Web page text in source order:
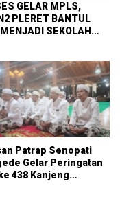
GELAR MPLS,
PLERET BANTUL
SEKOLAH
Patrap Senopati
Gelar Peringatan
438 Kanjeng